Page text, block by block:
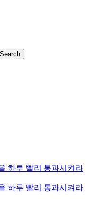
Search
하루 빨리 통과시켜라
하루 빨리 통과시켜라